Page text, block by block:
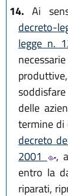
14. Ai
decreto-
legge n.
delle
termine di
decreto
2001
,
entro la
riparati,